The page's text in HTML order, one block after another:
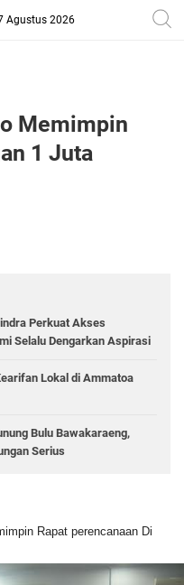
Agustus 2026
Memimpin
1 Juta
Perkuat Akses
Selalu Dengarkan Aspirasi
Lokal di Ammatoa
Bulu Bawakaraeng,
Serius
Rapat perencanaan Di